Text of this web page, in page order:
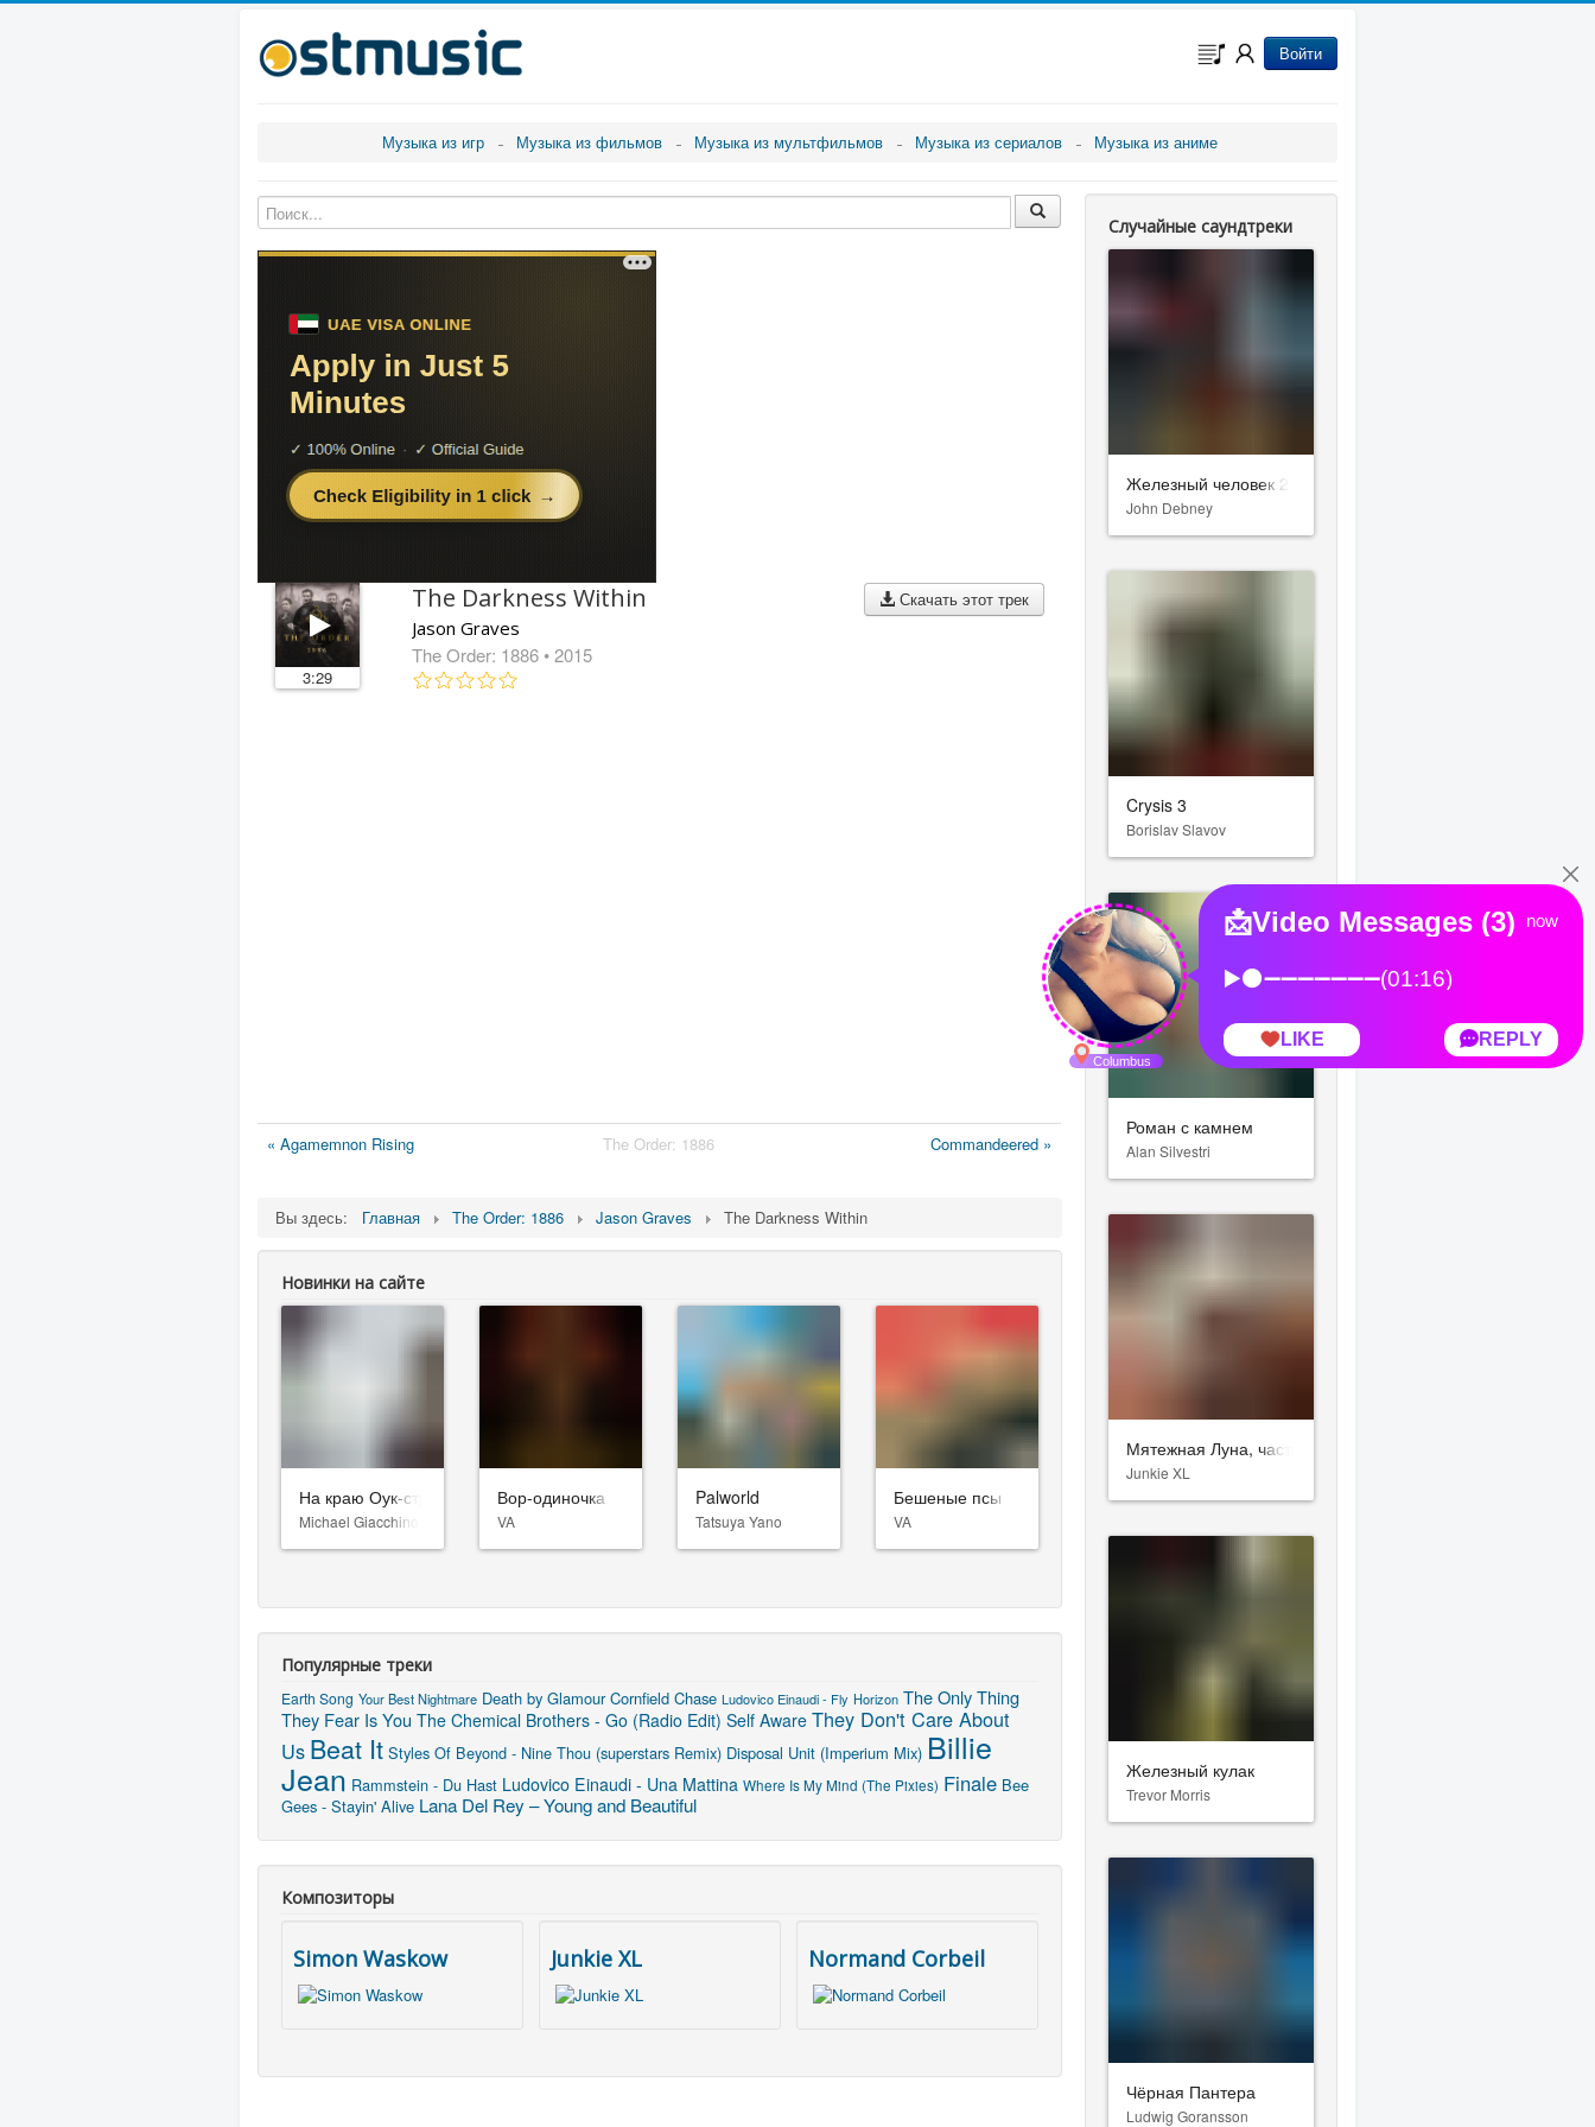
Войти
Музыка из игр Музыка из фильмов Музыка из мультфильмов Музыка из сериалов Музыка из аниме
3:29
Скачать этот трек
The Darkness Within
Jason Graves
The Order: 1886 • 2015
« Agamemnon Rising The Order: 1886 Commandeered »
Вы здесь: Главная The Order: 1886 Jason Graves The Darkness Within
Новинки на сайте
На краю Оук-стрит
Michael Giacchino
Вор-одиночка
VA
Palworld
Tatsuya Yano
Бешеные псы
VA
Популярные треки
Earth Song Your Best Nightmare Death by Glamour Cornfield Chase Ludovico Einaudi - Fly Horizon The Only Thing
They Fear Is You The Chemical Brothers - Go (Radio Edit) Self Aware They Don't Care About
Us Beat It Styles Of Beyond - Nine Thou (superstars Remix) Disposal Unit (Imperium Mix) Billie
Jean Rammstein - Du Hast Ludovico Einaudi - Una Mattina Where Is My Mind (The Pixies) Finale Bee
Gees - Stayin' Alive Lana Del Rey – Young and Beautiful
Композиторы
Simon Waskow Junkie XL Normand Corbeil
Случайные саундтреки
Железный человек 2
John Debney
Crysis 3
Borislav Slavov
Роман с камнем
Alan Silvestri
Мятежная Луна, часть 2: Дарующая шрамы
Junkie XL
Железный кулак
Trevor Morris
Чёрная Пантера
Ludwig Goransson